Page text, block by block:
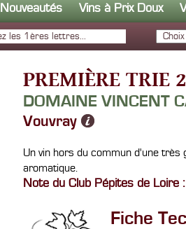
Nouveautés Vins à Prix Doux
PREMIÈRE TRIE
DOMAINE VINCENT
Vouvray
Un vin hors du commun d'une très
aromatique.
Note du Club Pépites de Loire :
Fiche